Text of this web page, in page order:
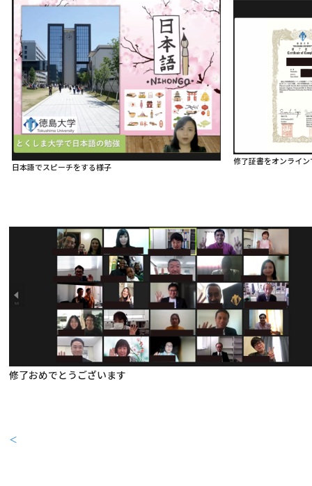
日本語でスピーチをする様子
修了証書をオンライ
修了おめでとうございます
＜